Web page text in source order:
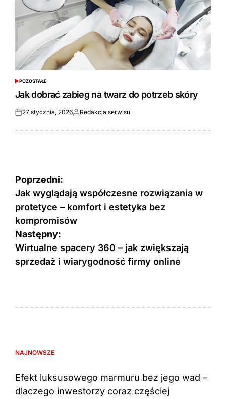
POSTED
IN
POZOSTAŁE
Jak dobrać zabieg na twarz do potrzeb skóry
Opublikowane
27 stycznia, 2026Opublikowane
Redakcja serwisu
Nawigacja
wpisu
Poprzedni:
Jak wyglądają współczesne rozwiązania w
protetyce – komfort i estetyka bez
kompromisów
Następny:
Wirtualne spacery 360 – jak zwiększają
sprzedaż i wiarygodność firmy online
NAJNOWSZE
Efekt luksusowego marmuru bez jego wad –
dlaczego inwestorzy coraz częściej